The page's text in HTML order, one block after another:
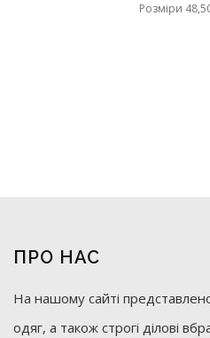
Розміри
ПРО НАС
На нашому сайті
одяг, а також строгі ділові